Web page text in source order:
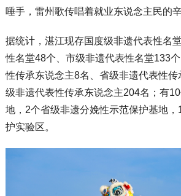
唾手，雷州歌传唱着就业东说念主民
据统计，湛江现存国度级非遗代表性名
性名堂48个、市级非遗代表性名堂133
性传承东说念主8名、省级非遗代表性
级非遗代表性传承东说念主204名；有
地，2个省级非遗分娩性示范保护基地
护实验区。